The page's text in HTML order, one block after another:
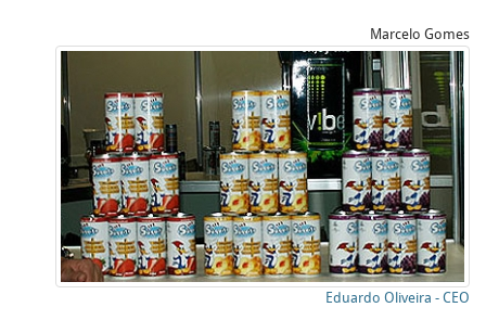
Marcelo Gomes
Eduardo Oliveira - CEO